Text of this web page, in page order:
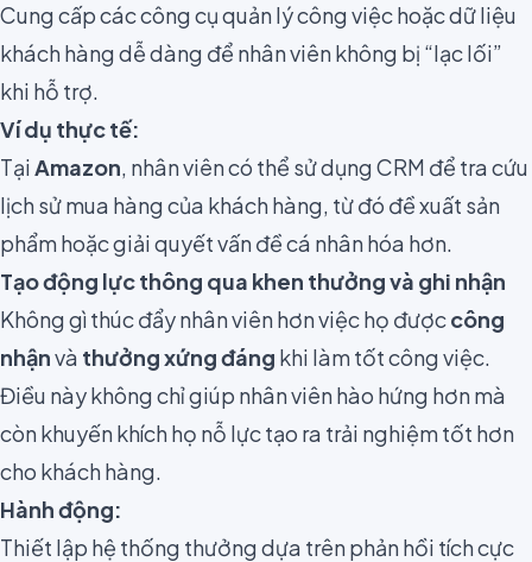
Cung cấp các công cụ quản lý công việc hoặc dữ liệu
khách hàng dễ dàng để nhân viên không bị “lạc lối”
khi hỗ trợ.
Ví dụ thực tế:
TạiAmazon, nhân viên có thể sử dụng CRM để tra cứu
lịch sử mua hàng của khách hàng, từ đó đề xuất sản
phẩm hoặc giải quyết vấn đề cá nhân hóa hơn.
Tạo động lực thông qua khen thưởng và ghi nhận
Không gì thúc đẩy nhân viên hơn việc họ đượccông
nhậnvà thưởng xứng đáng khi làm tốt công việc.
Điều này không chỉ giúp nhân viên hào hứng hơn mà
còn khuyến khích họ nỗ lực tạo ra trải nghiệm tốt hơn
cho khách hàng.
Hành động:
Thiết lập hệ thống thưởng dựa trên phản hồi tích cực